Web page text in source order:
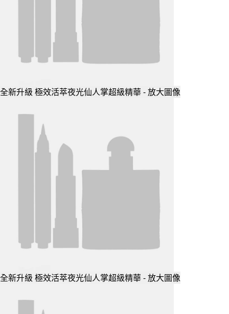
全新升級 極效活萃夜光仙人掌超級精華 - 放大圖像
全新升級 極效活萃夜光仙人掌超級精華 - 放大圖像